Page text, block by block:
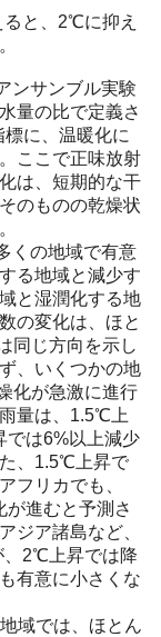
と、2℃に抑え
ンサンブル実験
量の比で定義さ
に、温暖化に
ここで正味放射
は、短期的な干
のものの乾燥状
くの地域で有意
る地域と減少す
と湿潤化する地
の変化は、ほと
同じ方向を示し
、いくつかの地
化が急激に進行
量は、1.5℃上
は6%以上減少
、1.5℃上昇で
フリカでも、
進むと予測さ
ジア諸島など、
、2℃上昇では降
有意に小さくな
域では、ほとん